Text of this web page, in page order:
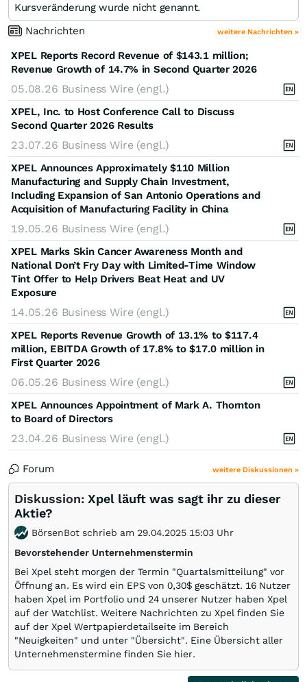
Kursveränderung wurde nicht genannt.
Nachrichten
weitere Nachrichten »
XPEL Reports Record Revenue of $143.1 million;
Revenue Growth of 14.7% in Second Quarter 2026
05.08.26 Business Wire (engl.)
XPEL, Inc. to Host Conference Call to Discuss
Second Quarter 2026 Results
23.07.26 Business Wire (engl.)
XPEL Announces Approximately $110 Million
Manufacturing and Supply Chain Investment,
Including Expansion of San Antonio Operations and
Acquisition of Manufacturing Facility in China
19.05.26 Business Wire (engl.)
XPEL Marks Skin Cancer Awareness Month and
National Don’t Fry Day with Limited-Time Window
Tint Offer to Help Drivers Beat Heat and UV
Exposure
14.05.26 Business Wire (engl.)
XPEL Reports Revenue Growth of 13.1% to $117.4
million, EBITDA Growth of 17.8% to $17.0 million in
First Quarter 2026
06.05.26 Business Wire (engl.)
XPEL Announces Appointment of Mark A. Thornton
to Board of Directors
23.04.26 Business Wire (engl.)
Forum weitere Diskussionen »
Diskussion: Xpel läuft was sagt ihr zu dieser
Aktie?
BörsenBot schrieb am 29.04.2025 15:03 Uhr
Bevorstehender Unternehmenstermin
Bei Xpel steht morgen der Termin "Quartalsmitteilung" vor
Öffnung an. Es wird ein EPS von 0,30$ geschätzt. 16 Nutzer
haben Xpel im Portfolio und 24 unserer Nutzer haben Xpel
auf der Watchlist. Weitere Nachrichten zu Xpel finden Sie
auf der Xpel Wertpapierdetailseite im Bereich
"Neuigkeiten" und unter "Übersicht". Eine Übersicht aller
Unternehmenstermine finden Sie hier.